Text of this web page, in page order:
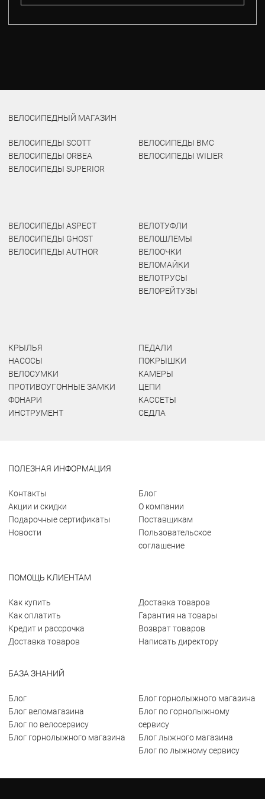
ВЕЛОСИПЕДНЫЙ МАГАЗИН
ВЕЛОСИПЕДЫ SCOTT
ВЕЛОСИПЕДЫ ORBEA
ВЕЛОСИПЕДЫ SUPERIOR
ВЕЛОСИПЕДЫ BMC
ВЕЛОСИПЕДЫ WILIER
ВЕЛОСИПЕДЫ ASPECT
ВЕЛОСИПЕДЫ GHOST
ВЕЛОСИПЕДЫ AUTHOR
ВЕЛОТУФЛИ
ВЕЛОШЛЕМЫ
ВЕЛООЧКИ
ВЕЛОМАЙКИ
ВЕЛОТРУСЫ
ВЕЛОРЕЙТУЗЫ
КРЫЛЬЯ
НАСОСЫ
ВЕЛОСУМКИ
ПРОТИВОУГОННЫЕ ЗАМКИ
ФОНАРИ
ИНСТРУМЕНТ
ПЕДАЛИ
ПОКРЫШКИ
КАМЕРЫ
ЦЕПИ
КАССЕТЫ
СЕДЛА
ПОЛЕЗНАЯ ИНФОРМАЦИЯ
Контакты
Акции и скидки
Подарочные сертификаты
Новости
Блог
О компании
Поставщикам
Пользовательское
соглашение
ПОМОЩЬ КЛИЕНТАМ
Как купить
Как оплатить
Кредит и рассрочка
Доставка товаров
Доставка товаров
Гарантия на товары
Возврат товаров
Написать директору
БАЗА ЗНАНИЙ
Блог
Блог веломагазина
Блог по велосервису
Блог горнолыжного магазина
Блог горнолыжного магазина
Блог по горнолыжному
сервису
Блог лыжного магазина
Блог по лыжному сервису